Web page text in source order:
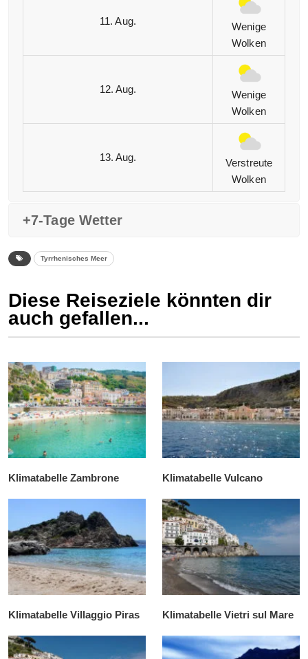
11. Aug.
Wenige
Wolken
12. Aug.
Wenige
Wolken
13. Aug.
Verstreute
Wolken
+7-Tage Wetter
Tyrrhenisches Meer
Diese Reiseziele könnten dir
auch gefallen...
Klimatabelle Zambrone Klimatabelle Vulcano
Klimatabelle Villaggio Piras Klimatabelle Vietri sul Mare